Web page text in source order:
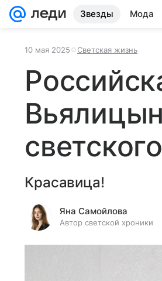
Звезды Мода
10 мая 2025 Светская жизнь
Красавица!
Яна Самойлова
Автор светской хроники